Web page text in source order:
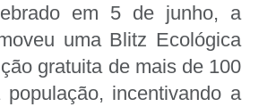
em 5 de junho, a
uma Blitz Ecológica
gratuita de mais de 100
incentivando a